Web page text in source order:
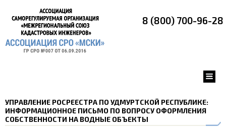
8 (800) 700-96-28
УПРАВЛЕНИЕ РОСРЕЕСТРА ПО УДМУРТСКОЙ РЕСПУБЛИКЕ:
ИНФОРМАЦИОННОЕ ПИСЬМО ПО ВОПРОСУ ОФОРМЛЕНИЯ
СОБСТВЕННОСТИ НА ВОДНЫЕ ОБЪЕКТЫ